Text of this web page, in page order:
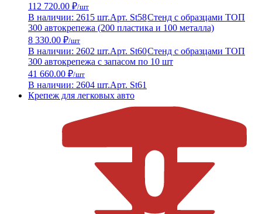
112 720.00 ₽/шт
В наличии: 2615 шт.Арт. St58Стенд с образцами ТОП
300 автокрепежа (200 пластика и 100 металла)
8 330.00 ₽/шт
В наличии: 2602 шт.Арт. St60Стенд с образцами ТОП
300 автокрепежа с запасом по 10 шт
41 660.00 ₽/шт
В наличии: 2604 шт.Арт. St61
Крепеж для легковых авто